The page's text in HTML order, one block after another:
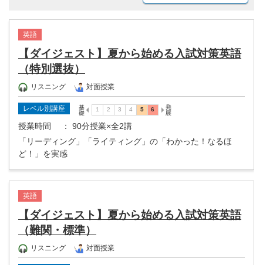
英語
【ダイジェスト】夏から始める入試対策英語
（特別選抜）
リスニング 対面授業
レベル別講座
授業時間
： 90分授業×全2講
「リーディング」「ライティング」の「わかった！なるほ
ど！」を実感
英語
【ダイジェスト】夏から始める入試対策英語
（難関・標準）
リスニング 対面授業